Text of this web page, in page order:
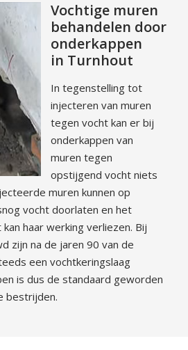
Vochtige muren
behandelen door
onderkappen
in Turnhout
In tegenstelling tot
injecteren van muren
tegen vocht kan er bij
onderkappen van
muren tegen
opstijgend vocht niets
muren kunnen op
vocht doorlaten en het
haar werking verliezen. Bij
zijn na de jaren 90 van de
een vochtkeringslaag
is dus de standaard geworden
bestrijden.